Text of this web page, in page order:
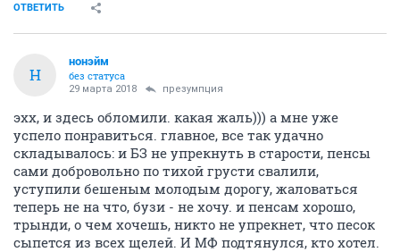
ОТВЕТИТЬ
Н
нонэйм
без статуса
29 марта 2018 презумпция
эхх, и здесь обломили. какая жаль))) а мне уже
успело понравиться. главное, все так удачно
складывалось: и БЗ не упрекнуть в старости, пенсы
сами добровольно по тихой грусти свалили,
уступили бешеным молодым дорогу, жаловаться
теперь не на что, бузи - не хочу. и пенсам хорошо,
трынди, о чем хочешь, никто не упрекнет, что песок
сыпется из всех щелей. И МФ подтянулся, кто хотел.